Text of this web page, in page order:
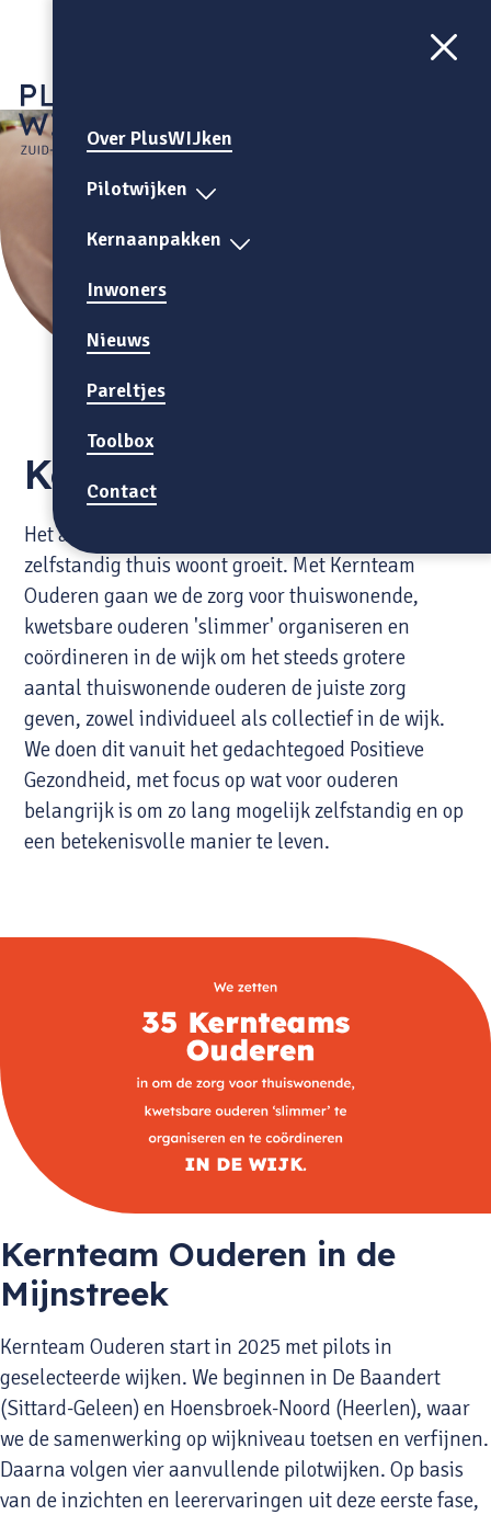
Over PlusWIJken
Pilotwijken
Kernaanpakken
Inwoners
Nieuws
Pareltjes
Toolbox
Contact
CONTRAST AAN
Kernteam Ouderen
Het aantal kwetsbare ouderen in Zuid-Limburg dat
zelfstandig thuis woont groeit. Met Kernteam
Ouderen gaan we de zorg voor thuiswonende,
kwetsbare ouderen 'slimmer' organiseren en
coördineren in de wijk om het steeds grotere
aantal thuiswonende ouderen de juiste zorg
geven, zowel individueel als collectief in de wijk.
We doen dit vanuit het gedachtegoed Positieve
Gezondheid, met focus op wat voor ouderen
belangrijk is om zo lang mogelijk zelfstandig en op
een betekenisvolle manier te leven.
Kernteam Ouderen in de
Mijnstreek
Kernteam Ouderen start in 2025 met pilots in
geselecteerde wijken. We beginnen in De Baandert
(Sittard-Geleen) en Hoensbroek-Noord (Heerlen), waar
we de samenwerking op wijkniveau toetsen en verfijnen.
Daarna volgen vier aanvullende pilotwijken. Op basis
van de inzichten en leerervaringen uit deze eerste fase,